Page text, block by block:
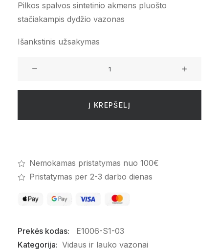
Pilkos spalvos sintetinio akmens pluošto
stačiakampis dydžio vazonas
Išankstinis užsakymas
Ying,
Į KREPŠELĮ
Nemokamas pristatymas nuo 100€
Pristatymas per 2-3 darbo dienas
Prekės kodas:
E1006-S1-03
Kategorija: Vidaus ir lauko vazonai